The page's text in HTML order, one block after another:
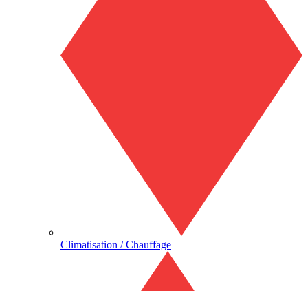
Climatisation / Chauffage